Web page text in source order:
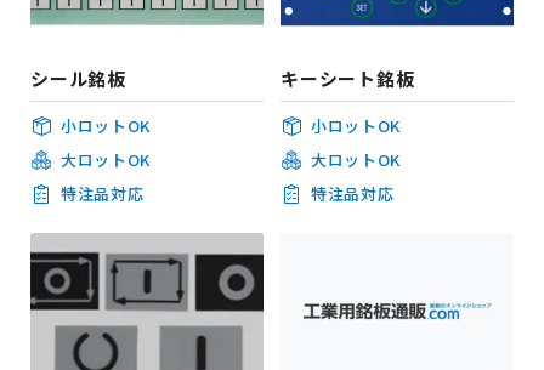
シール銘板
小ロットOK
大ロットOK
特注品対応
キーシート銘板
小ロットOK
大ロットOK
特注品対応